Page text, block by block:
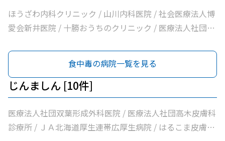
科クリニック / 帯広東内科循環器科クリニック / クリニッ
クむすかり / 社会医療法人北斗北斗クリニック / 社会医療
医療法人社団ぶどうの会いのちの木クリニック / 自由が丘
山田内科クリニック / 医療法人社団帯広南の森クリニック
/ おがわ循環器内科クリニック / 医療法人社団満岡内科循
環器クリニック / ２０条小児科内科クリニック / 医療法人
社団博仁会大江病院 / 公益財団法人北海道医療団ながい内
科医院 / あいた内科循環器クリニック / いとう内科クリニ
ほうざわ内科クリニック / 山川内科医院 / 社会医療法人博
愛会新井医院 / 十勝おうちのクリニック / 医療法人社団さ
科・呼吸器内科クリニック / こしや糖尿病・内科クリニッ
ク / 萩原医院 / 公益財団法人北海道医療団帯広第一病院 /
ともだ内科消化器クリニック / 医療法人社団隆仁会おく内
科消化器クリニック / 西村内科クリニック / 医療法人社団
自由が丘横山内科クリニック / 帯広中央病院 / みせき内科
消化器クリニック / 十勝勤医協帯広病院 / さかい総合内科
食中毒の病院一覧を見る
じんましん [10件]
医療法人社団双葉形成外科医院 / 医療法人社団高木皮膚科
診療所 / ＪＡ北海道厚生連帯広厚生病院 / はるこま皮膚科